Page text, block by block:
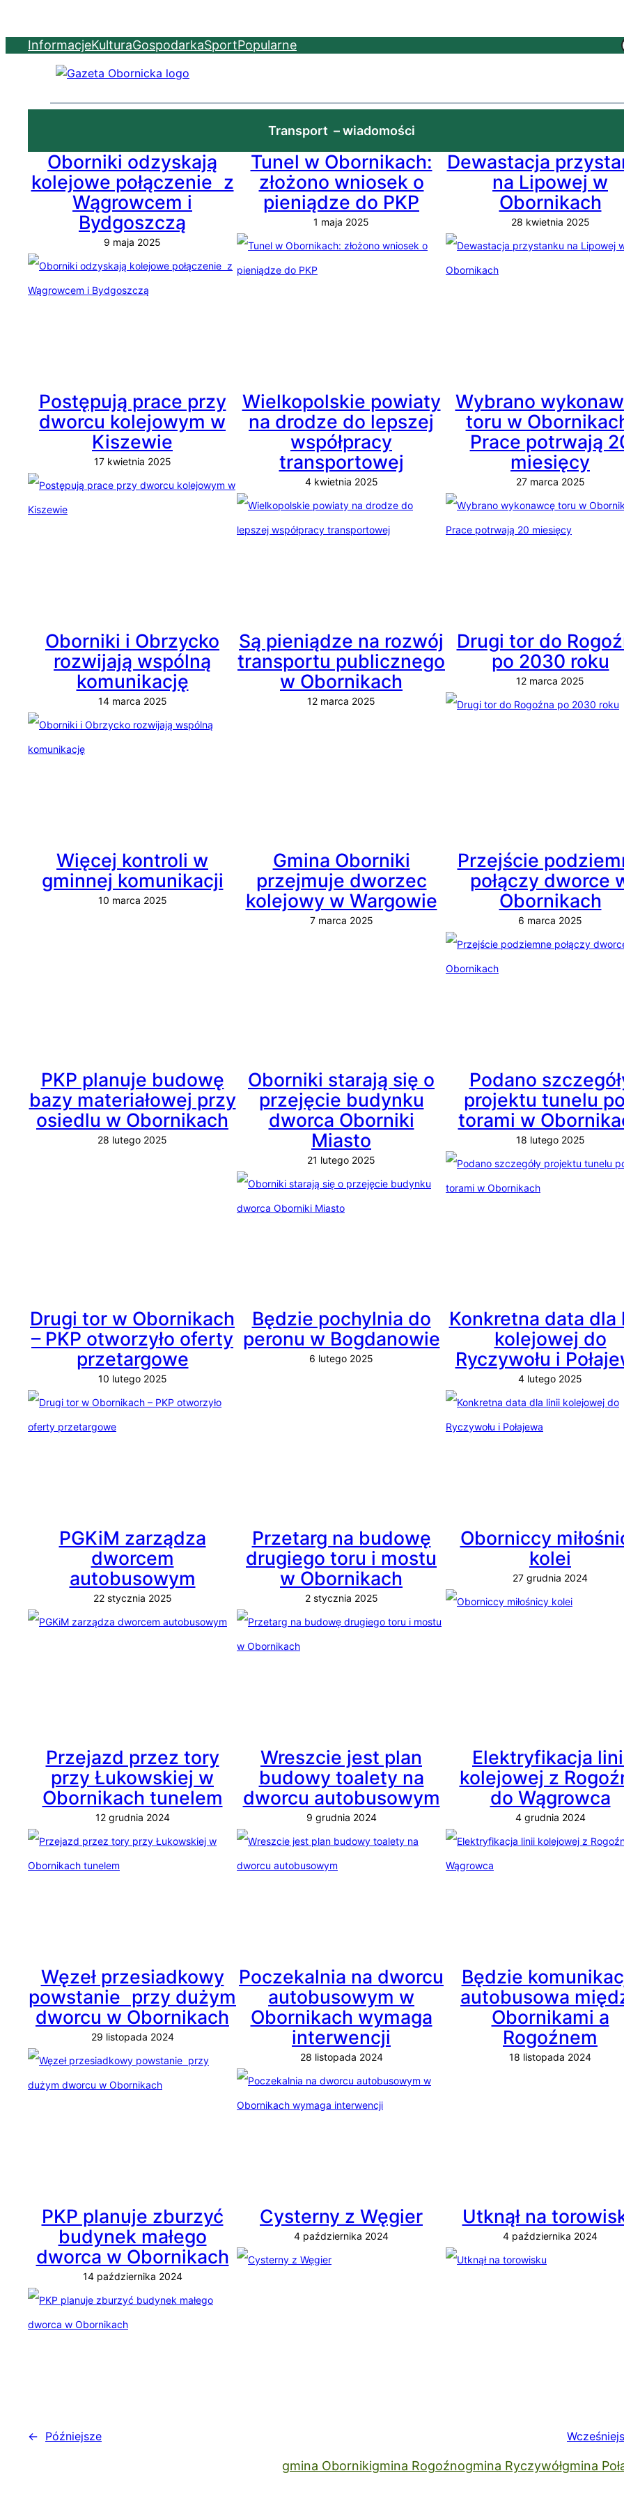
do
treści
InformacjeKulturaGospodarkaSportPopularne
Transport – wiadomości
Oborniki odzyskają
kolejowe połączenie z
Wągrowcem i
Bydgoszczą
9 maja 2025
Tunel w Obornikach:
złożono wniosek o
pieniądze do PKP
1 maja 2025
Dewastacja
na Lipowej w
Obornikach
28 kwietnia 2025
Postępują prace przy
dworcu kolejowym w
Kiszewie
17 kwietnia 2025
Wielkopolskie powiaty
na drodze do lepszej
współpracy
transportowej
4 kwietnia 2025
Wybrano
toru w
Prace potrwają
miesięcy
27 marca 2025
Oborniki i Obrzycko
rozwijają wspólną
komunikację
14 marca 2025
Są pieniądze na rozwój
transportu publicznego
w Obornikach
12 marca 2025
Drugi tor do
po 2030 roku
12 marca 2025
Więcej kontroli w
gminnej komunikacji
10 marca 2025
Gmina Oborniki
przejmuje dworzec
kolejowy w Wargowie
7 marca 2025
Przejście
połączy dworce
Obornikach
6 marca 2025
PKP planuje budowę
bazy materiałowej przy
osiedlu w Obornikach
28 lutego 2025
Oborniki starają się o
przejęcie budynku
dworca Oborniki
Miasto
21 lutego 2025
Podano
projektu tunelu
torami w
18 lutego 2025
Drugi tor w Obornikach
– PKP otworzyło oferty
przetargowe
10 lutego 2025
Będzie pochylnia do
peronu w Bogdanowie
6 lutego 2025
Konkretna data dla
kolejowej do
Ryczywołu i
4 lutego 2025
PGKiM zarządza
dworcem
autobusowym
22 stycznia 2025
Przetarg na budowę
drugiego toru i mostu
w Obornikach
2 stycznia 2025
Oborniccy
kolei
27 grudnia 2024
Przejazd przez tory
przy Łukowskiej w
Obornikach tunelem
12 grudnia 2024
Wreszcie jest plan
budowy toalety na
dworcu autobusowym
9 grudnia 2024
Elektryfikacja
kolejowej z
do Wągrowca
4 grudnia 2024
Węzeł przesiadkowy
powstanie przy dużym
dworcu w Obornikach
29 listopada 2024
Poczekalnia na dworcu
autobusowym w
Obornikach wymaga
interwencji
28 listopada 2024
Będzie
autobusowa
Obornikami a
Rogoźnem
18 listopada 2024
PKP planuje zburzyć
budynek małego
dworca w Obornikach
14 października 2024
Cysterny z Węgier
4 października 2024
Utknął na
4 października 2024
← Późniejsze
gmina Obornikigmina Rogoźnogmina Ryczywółgmina